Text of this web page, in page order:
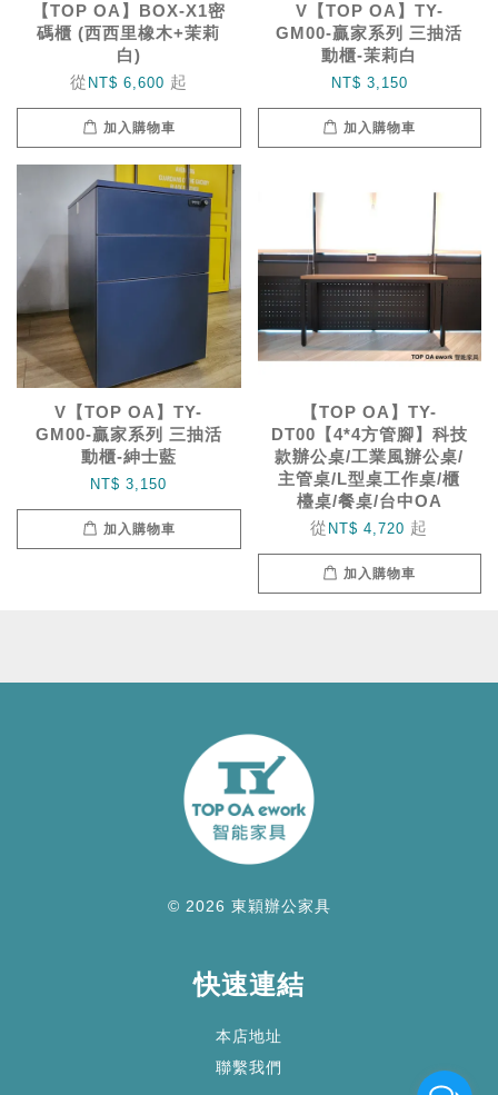
【TOP OA】BOX-X1密
碼櫃 (西西里橡木+茉莉
白)
從 NT$ 6,600 起
加入購物車
V【TOP OA】TY-
GM00-贏家系列 三抽活
動櫃-茉莉白
NT$ 3,150
加入購物車
V【TOP OA】TY-
GM00-贏家系列 三抽活
動櫃-紳士藍
NT$ 3,150
加入購物車
【TOP OA】TY-
DT00【4*4方管腳】科技
款辦公桌/工業風辦公桌/
主管桌/L型桌工作桌/櫃
檯桌/餐桌/台中OA
從 NT$ 4,720 起
加入購物車
© 2026 東穎辦公家具
快速連結
本店地址
聯繫我們